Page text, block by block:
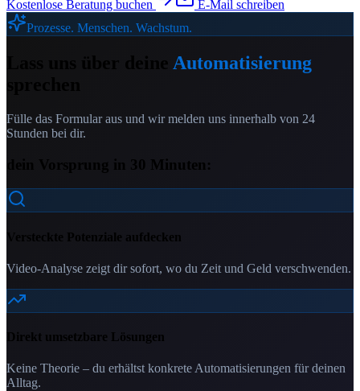
Kostenlose Beratung buchen
E-Mail schreiben
Prozesse. Menschen. Wachstum.
Automatisierung
Fülle das Formular aus und wir melden uns innerhalb von 24
Stunden bei dir.
dein Vorsprung in 30 Minuten:
Versteckte Potenziale aufdecken
Video-Analyse zeigt dir sofort, wo du Zeit und Geld verschwenden.
Direkt umsetzbare Lösungen
Keine Theorie – du erhältst konkrete Automatisierungen für deinen
Alltag.